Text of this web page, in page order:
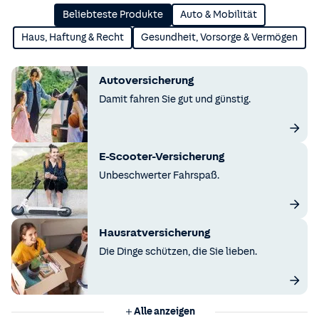
Beliebteste Produkte Auto & Mobilität
Haus, Haftung & Recht Gesundheit, Vorsorge & Vermögen
Autoversicherung
Damit fahren Sie gut und günstig.
E-Scooter-Versicherung
Unbeschwerter Fahrspaß.
Hausratversicherung
Die Dinge schützen, die Sie lieben.
Alle anzeigen